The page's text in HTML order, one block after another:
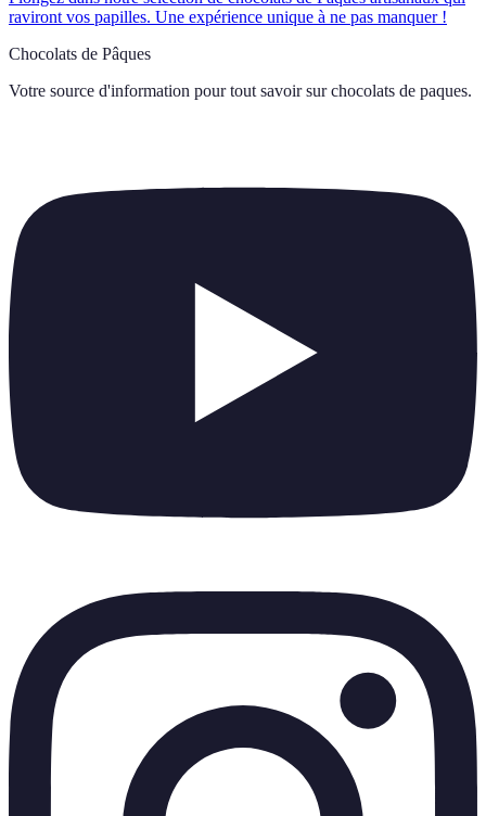
raviront vos papilles. Une expérience unique à ne pas manquer !
Chocolats de Pâques
Votre source d'information pour tout savoir sur chocolats de paques.